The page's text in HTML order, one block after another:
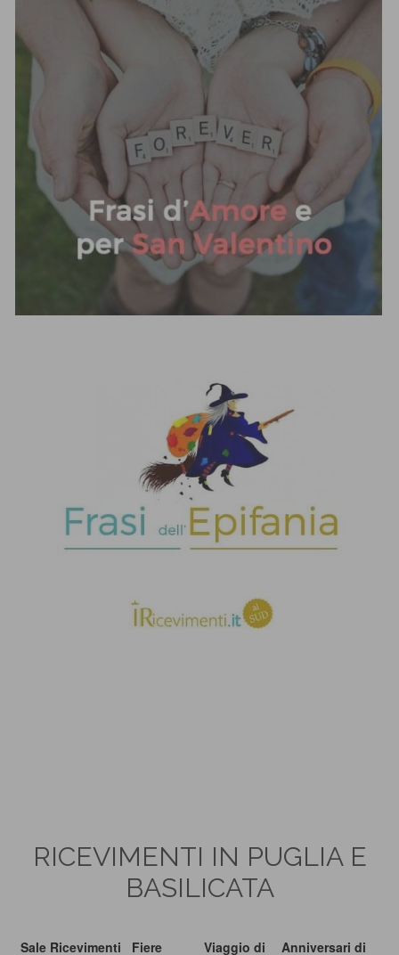
RICEVIMENTI IN PUGLIA E
BASILICATA
Sale Ricevimenti Fiere Viaggio di Anniversari di